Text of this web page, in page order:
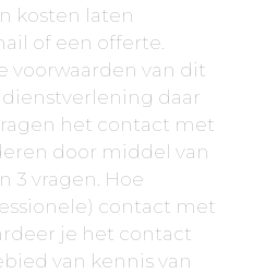
kosten laten
of een offerte.
voorwaarden van dit
daar
het contact met
door middel van
3 vragen. Hoe
contact met
je het contact
van kennis van